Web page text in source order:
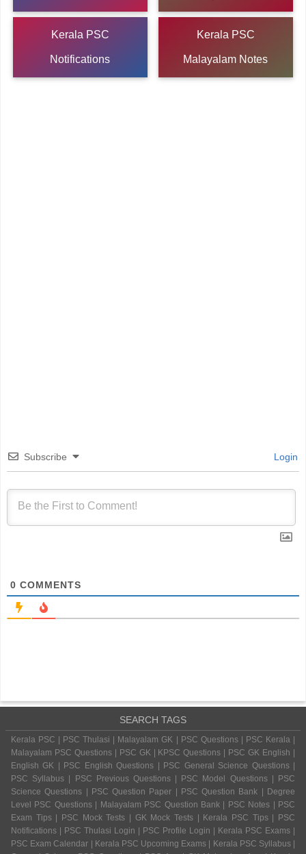
Kerala PSC
Notifications
Kerala PSC
Malayalam Notes
Subscribe Login
0 COMMENTS
SEARCH TAGS
Kerala PSC | PSC Thulasi | Malayalam GK | PSC Questions | PSC Kerala |
Malayalam PSC Questions | PSC GK | KPSC Questions | PSC GK English |
English GK | PSC English Questions | PSC General Science Questions |
PSC Syllabus | PSC Previous Questions | PSC Model Questions | PSC
Science Questions | PSC Question Paper | PSC Question Bank | Degree
Level PSC Questions | Malayalam PSC Question Bank | PSC Notes | PSC
Exam Tips | PSC Mock Tests | GK Mock Tests | Kerala PSC Tips | PSC
Notifications | PSC Thulasi Login | PSC Profile Login | Kerala PSC Exams |
PSC Exam Calendar | Kerala PSC Upcoming Exams | Kerala PSC Syllabus |